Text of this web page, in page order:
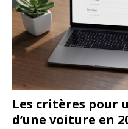
Les critères pour
d’une voiture en